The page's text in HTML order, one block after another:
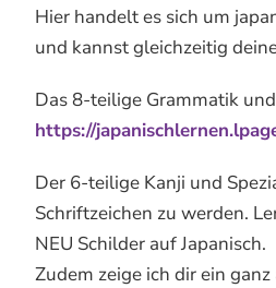
Hier handelt es sich um
und kannst gleichzeitig
Das 8-teilige Grammatik
https://
Der 6-teilige Kanji und
Schriftzeichen zu werden.
NEU Schilder auf Japanisch.
Zudem zeige ich dir ein